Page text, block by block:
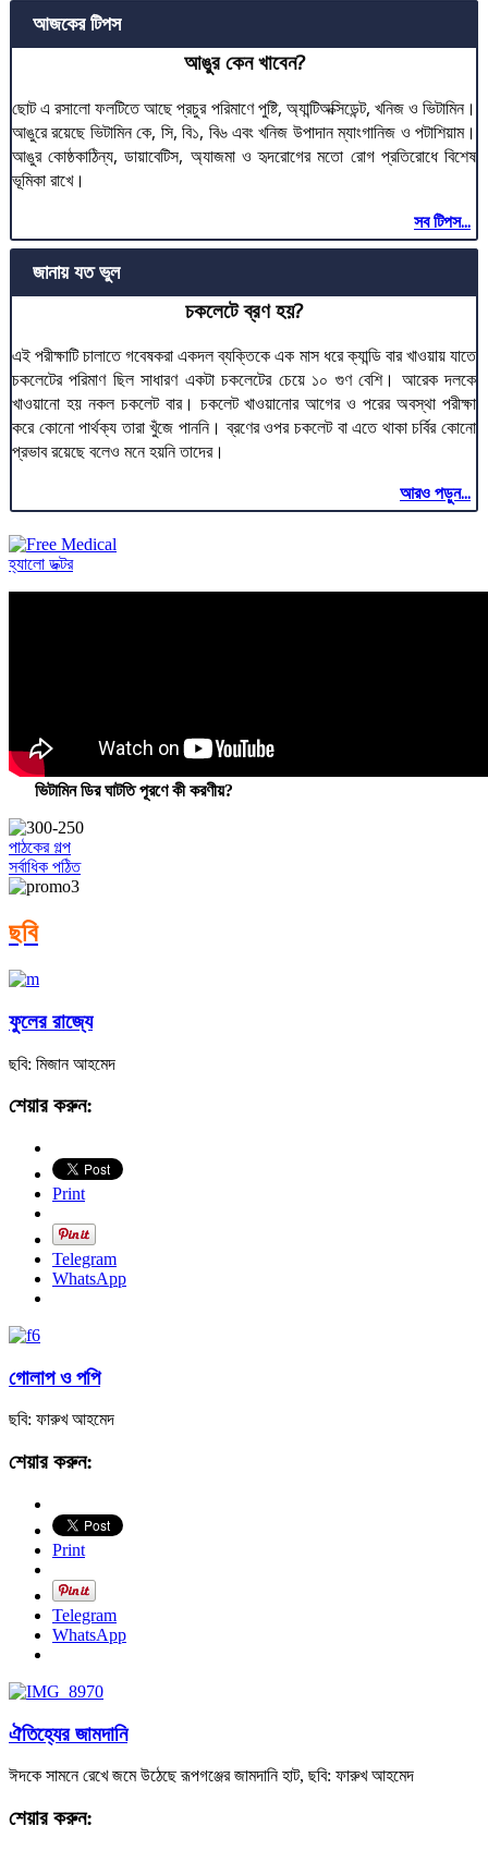
আজকের টিপস
আঙুর কেন খাবেন?
ছোট এ রসালো ফলটিতে আছে প্রচুর পরিমাণে পুষ্টি, অ্যান্টিঅক্সিডেন্ট, খনিজ ও ভিটামিন।
আঙুরে রয়েছে ভিটামিন কে, সি, বি১, বি৬ এবং খনিজ উপাদান ম্যাংগানিজ ও পটাশিয়াম।
আঙুর কোষ্ঠকাঠিন্য, ডায়াবেটিস, অ্যাজমা ও হৃদরোগের মতো রোগ প্রতিরোধে বিশেষ
ভূমিকা রাখে।
সব টিপস...
জানায় যত ভুল
চকলেটে ব্রণ হয়?
এই পরীক্ষাটি চালাতে গবেষকরা একদল ব্যক্তিকে এক মাস ধরে ক্যান্ডি বার খাওয়ায় যাতে
চকলেটের পরিমাণ ছিল সাধারণ একটা চকলেটের চেয়ে ১০ গুণ বেশি। আরেক দলকে
খাওয়ানো হয় নকল চকলেট বার। চকলেট খাওয়ানোর আগের ও পরের অবস্থা পরীক্ষা
করে কোনো পার্থক্য তারা খুঁজে পাননি। ব্রণের ওপর চকলেট বা এতে থাকা চর্বির কোনো
প্রভাব রয়েছে বলেও মনে হয়নি তাদের।
আরও পড়ুন...
হ্যালো ডক্টর
ভিটামিন ডির ঘাটতি পূরণে কী করণীয়?
পাঠকের গল্প
সর্বাধিক পঠিত
ছবি
ফুলের রাজ্যে
ছবি: মিজান আহমেদ
শেয়ার করুন:
Print
Telegram
WhatsApp
গোলাপ ও পপি
ছবি: ফারুখ আহমেদ
শেয়ার করুন:
Print
Telegram
WhatsApp
ঐতিহ্যের জামদানি
ঈদকে সামনে রেখে জমে উঠেছে রূপগঞ্জের জামদানি হাট, ছবি: ফারুখ আহমেদ
শেয়ার করুন: